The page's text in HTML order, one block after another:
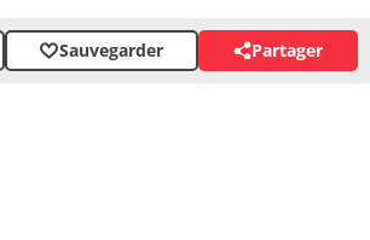
Sauvegarder Partager